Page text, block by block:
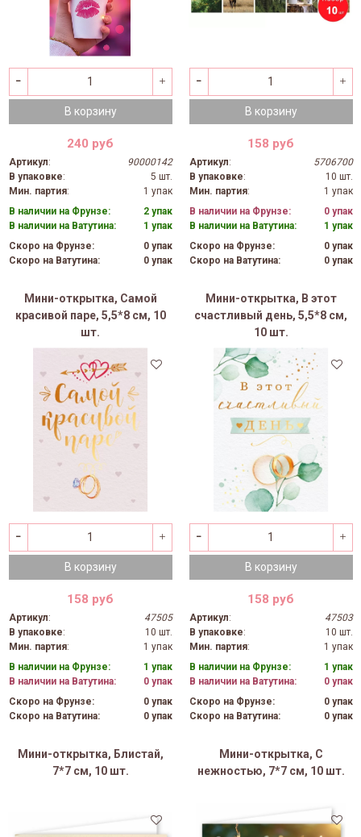
В корзину
240 руб
Артикул:
90000142
В упаковке:
5 шт.
Мин. партия:
1 упак
В наличии на Фрунзе:
2 упак
В наличии на Ватутина:
1 упак
Скоро на Фрунзе:
0 упак
Скоро на Ватутина:
0 упак
В корзину
158 руб
Артикул:
5706700
В упаковке:
10 шт.
Мин. партия:
1 упак
В наличии на Фрунзе:
0 упак
В наличии на Ватутина:
1 упак
Скоро на Фрунзе:
0 упак
Скоро на Ватутина:
0 упак
Мини-открытка, Самой
красивой паре, 5,5*8 см, 10
шт.
В корзину
158 руб
Артикул:
47505
В упаковке:
10 шт.
Мин. партия:
1 упак
В наличии на Фрунзе:
1 упак
В наличии на Ватутина:
0 упак
Скоро на Фрунзе:
0 упак
Скоро на Ватутина:
0 упак
Мини-открытка, В этот
счастливый день, 5,5*8 см,
10 шт.
В корзину
158 руб
Артикул:
47503
В упаковке:
10 шт.
Мин. партия:
1 упак
В наличии на Фрунзе:
1 упак
В наличии на Ватутина:
0 упак
Скоро на Фрунзе:
0 упак
Скоро на Ватутина:
0 упак
Мини-открытка, Блистай,
7*7 см, 10 шт.
Мини-открытка, С
нежностью, 7*7 см, 10 шт.